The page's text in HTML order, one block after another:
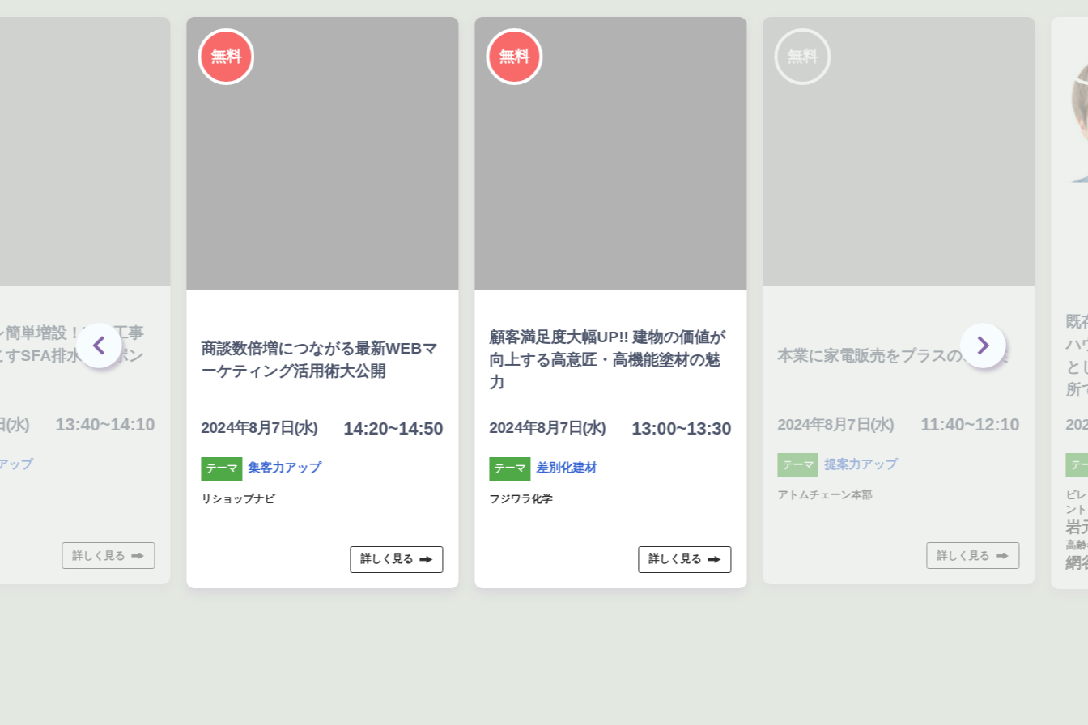
単増設！改修工事
SFA排水圧送ポン
(水) 13:40~14:10
ップ
詳しく見る
無料
商談数倍増につながる最新WEBマ
ーケティング活用術大公開
2024年8月7日(水) 14:20~14:50
テーマ 集客力アップ
リショップナビ
詳しく見る
無料
顧客満足度大幅UP!! 建物の価値が
向上する高意匠・高機能塗材の魅
力
2024年8月7日(水) 13:00~13:30
テーマ 差別化建材
フジワラ化学
詳しく見る
無料
本業に家電販売をプラスのご提案
2024年8月7日(水) 11:40~12:10
テーマ 提案力アップ
アトムチェーン本部
詳しく見る
既
ハ
と
所
テ
ビ
ント
岩
高
網